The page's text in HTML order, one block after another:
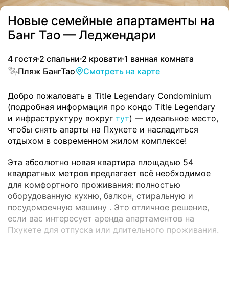
Новые семейные апартаменты на
Банг Тао — Леджендари
4 гостя 2 спальни 2 кровати 1 ванная комната
Пляж БангТао
Смотреть на карте
Добро пожаловать в Title Legendary Condominium
(подробная информация про кондо Title Legendary
и инфраструктуру вокруг тут) — идеальное место,
чтобы снять апарты на Пхукете и насладиться
отдыхом в современном жилом комплексе!
Эта абсолютно новая квартира площадью 54
квадратных метров предлагает всё необходимое
для комфортного проживания: полностью
оборудованную кухню, балкон, стиральную и
посудомоечную машину . Это отличное решение,
если вас интересует аренда апартаментов на
Пхукете для отпуска или длительного проживания.